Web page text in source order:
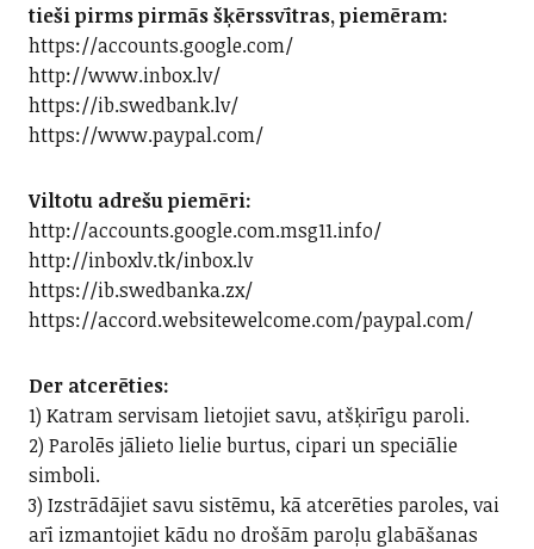
tieši pirms pirmās šķērssvītras, piemēram:
https://accounts.google.com/
http://www.inbox.lv/
https://ib.swedbank.lv/
https://www.paypal.com/
Viltotu adrešu piemēri:
http://accounts.google.com.msg11.info/
http://inboxlv.tk/inbox.lv
https://ib.swedbanka.zx/
https://accord.websitewelcome.com/paypal.com/
Der atcerēties:
1) Katram servisam lietojiet savu, atšķirīgu paroli.
2) Parolēs jālieto lielie burtus, cipari un speciālie
simboli.
3) Izstrādājiet savu sistēmu, kā atcerēties paroles, vai
arī izmantojiet kādu no drošām paroļu glabāšanas